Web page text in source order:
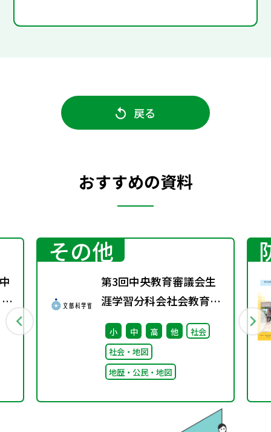
戻る
おすすめの資料
その他
第3回中央教育審議会生
涯学習分科会社会教育の
在り方に関する特別部会
の配布資料を更新しまし
た
小 中 高 他
社会
社会・地図
地歴・公民・地図